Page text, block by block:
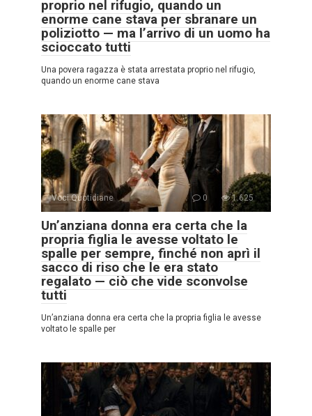
proprio nel rifugio, quando un
enorme cane stava per sbranare un
poliziotto — ma l’arrivo di un uomo ha
scioccato tutti
Una povera ragazza è stata arrestata proprio nel rifugio,
quando un enorme cane stava
Voci Quotidiane 0 1.625
Un’anziana donna era certa che la
propria figlia le avesse voltato le
spalle per sempre, finché non aprì il
sacco di riso che le era stato
regalato — ciò che vide sconvolse
tutti
Un’anziana donna era certa che la propria figlia le avesse
voltato le spalle per